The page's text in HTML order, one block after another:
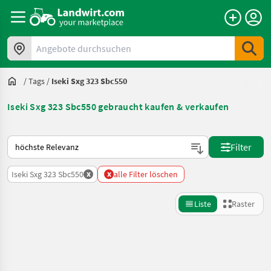
Angebote durchsuchen
/Tags / Iseki Sxg 323 Sbc550
Iseki Sxg 323 Sbc550 gebraucht kaufen & verkaufen
So wird auf Landwirt.com sortiert
Filter
Iseki Sxg 323 Sbc550 x x alle Filter löschen
Liste Raster